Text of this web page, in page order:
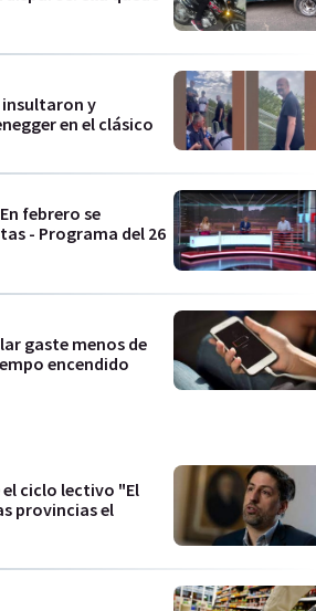
insultaron y
en el clásico
febrero se
- Programa del 26
gaste menos de
encendido
ciclo lectivo "El
provincias el